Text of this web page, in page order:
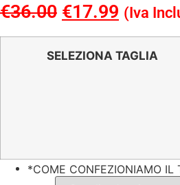
€36.00 Il
prezzo
originale
€17.99 Il
prezzo
attuale
(Iva
SELEZIONA TAGLIA
*COME CONFEZIONIAMO IL